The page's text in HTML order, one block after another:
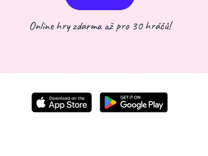
Online hry zdarma až pro 30 hráčů!